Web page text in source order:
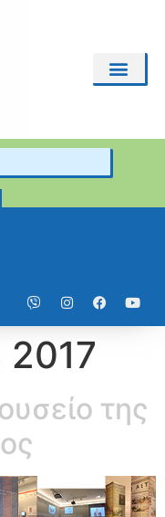
2017
της